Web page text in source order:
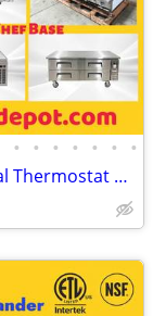
• • • • • • •
LP Natural Gas Propane Electric Manual Thermostat Griddle(100%NEW) RES